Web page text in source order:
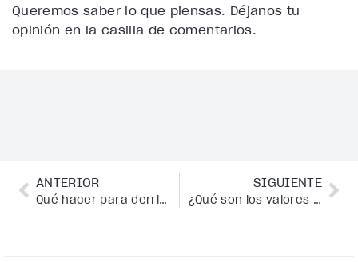
Queremos saber lo que piensas. Déjanos tu
opinión en la casilla de comentarios.
ANTERIOR
Qué hacer para derribar las barreras de la comunicación
SIGUIENTE
¿Qué son los valores y cómo influyen en tu felicidad?